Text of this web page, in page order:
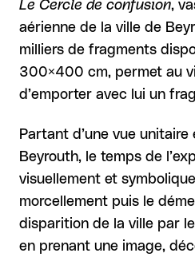
Le Cercle de confusion,
aérienne de la ville de
milliers de fragments
300×400 cm, permet au
d’emporter avec lui un
Partant d’une vue
Beyrouth, le temps de
visuellement et
morcellement puis le
disparition de la ville par
en prenant une image,